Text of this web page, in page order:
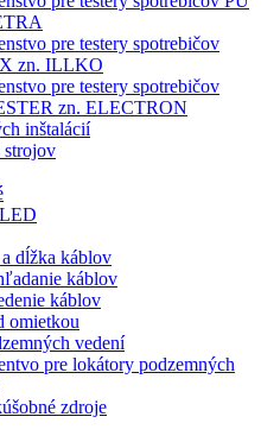
pre testery spotrebičov
zn. ILLKO
pre testery spotrebičov
zn. ELECTRON
inštalácií
strojov
dĺžka káblov
káblov
káblov
omietkou
vedení
pre lokátory podzemných
zdroje